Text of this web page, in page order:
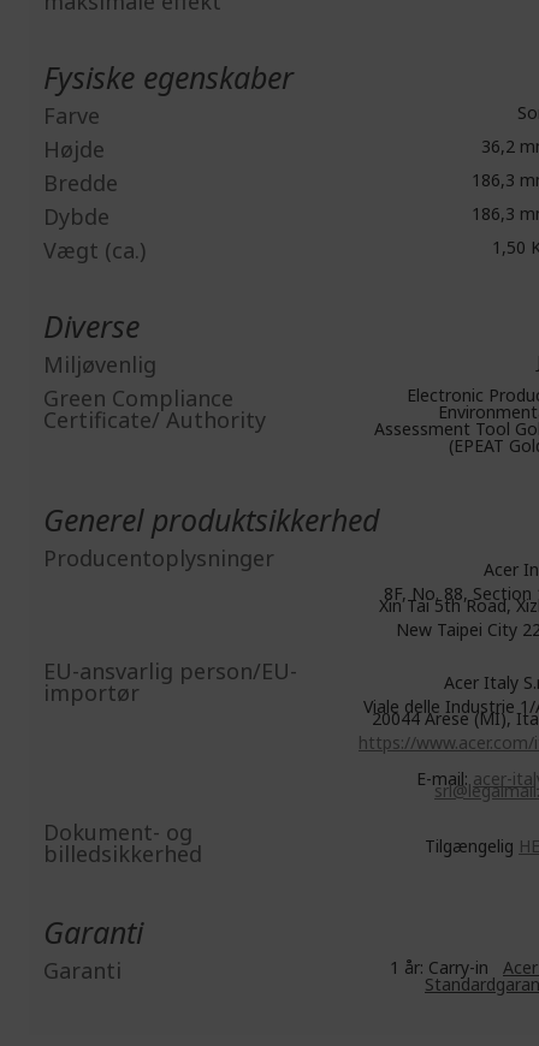
Fysiske egenskaber
Farve
Højde 36,2
Bredde 186,3
Dybde 186,3
Vægt (ca.) 1,50
Diverse
Miljøvenlig
Green Compliance
Certificate/ Authority
Electronic
Assessment Tool
(EPEAT
Generel produktsikkerhed
Producentoplysninger
Acer
8F, No. 88, Section
Xin Tai 5th Road,
New Taipei City
EU-ansvarlig person/EU-
importør
Acer Italy
Viale delle Industrie 1/
20044 Arese (MI),
https://
E-mail:acer-
Dokument- og
billedsikkerhed Tilgængelig
Garanti
Garanti 1 år: Carry-in